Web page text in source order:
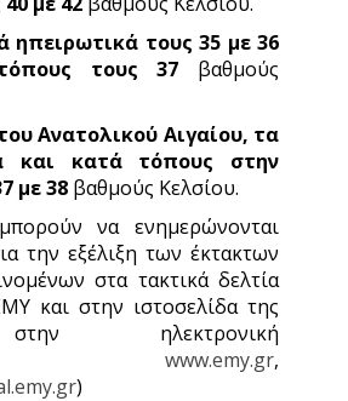
ηπειρωτικά τους 35 με 36
τους 37 βαθμούς
Ανατολικού Αιγαίου, τα
και κατά τόπους στην
με 38 βαθμούς Κελσίου.
να ενημερώνονται
την εξέλιξη των έκτακτων
στα τακτικά δελτία
και στην ιστοσελίδα της
ηλεκτρονική
www.emy.gr,
)